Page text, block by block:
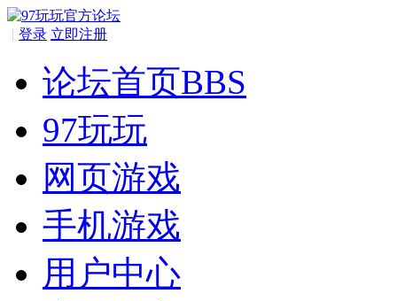
登录
| 立即注册
论坛首页BBS
97玩玩
网页游戏
手机游戏
用户中心